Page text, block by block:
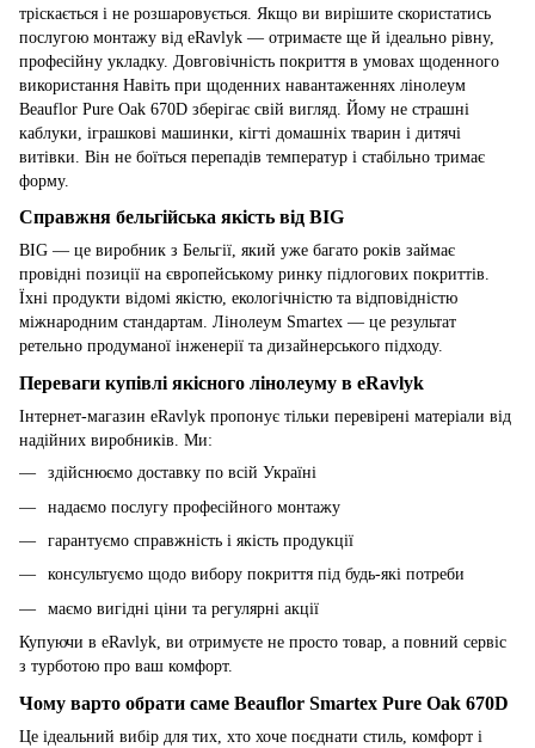
тріскається і не розшаровується. Якщо ви вирішите скористатись
послугою монтажу від eRavlyk — отримаєте ще й ідеально рівну,
професійну укладку. Довговічність покриття в умовах щоденного
використання Навіть при щоденних навантаженнях лінолеум
Beauflor Pure Oak 670D зберігає свій вигляд. Йому не страшні
каблуки, іграшкові машинки, кігті домашніх тварин і дитячі
витівки. Він не боїться перепадів температур і стабільно тримає
форму.
Справжня бельгійська якість від BIG
BIG — це виробник з Бельгії, який уже багато років займає
провідні позиції на європейському ринку підлогових покриттів.
Їхні продукти відомі якістю, екологічністю та відповідністю
міжнародним стандартам. Лінолеум Smartex — це результат
ретельно продуманої інженерії та дизайнерського підходу.
Переваги купівлі якісного лінолеуму в eRavlyk
Інтернет-магазин eRavlyk пропонує тільки перевірені матеріали від
надійних виробників. Ми:
здійснюємо доставку по всій Україні
надаємо послугу професійного монтажу
гарантуємо справжність і якість продукції
консультуємо щодо вибору покриття під будь-які потреби
маємо вигідні ціни та регулярні акції
Купуючи в eRavlyk, ви отримуєте не просто товар, а повний сервіс
з турботою про ваш комфорт.
Чому варто обрати саме Beauflor Smartex Pure Oak 670D
Це ідеальний вибір для тих, хто хоче поєднати стиль, комфорт і